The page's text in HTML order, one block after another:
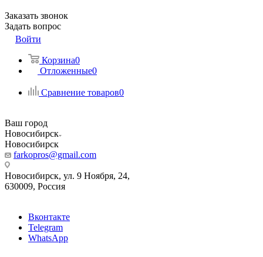
Заказать звонок
Задать вопрос
Войти
Корзина0
Отложенные0
Сравнение товаров0
Ваш город
Новосибирск
Новосибирск
farkopros@gmail.com
Новосибирск, ул. 9 Ноября, 24,
630009, Россия
Вконтакте
Telegram
WhatsApp